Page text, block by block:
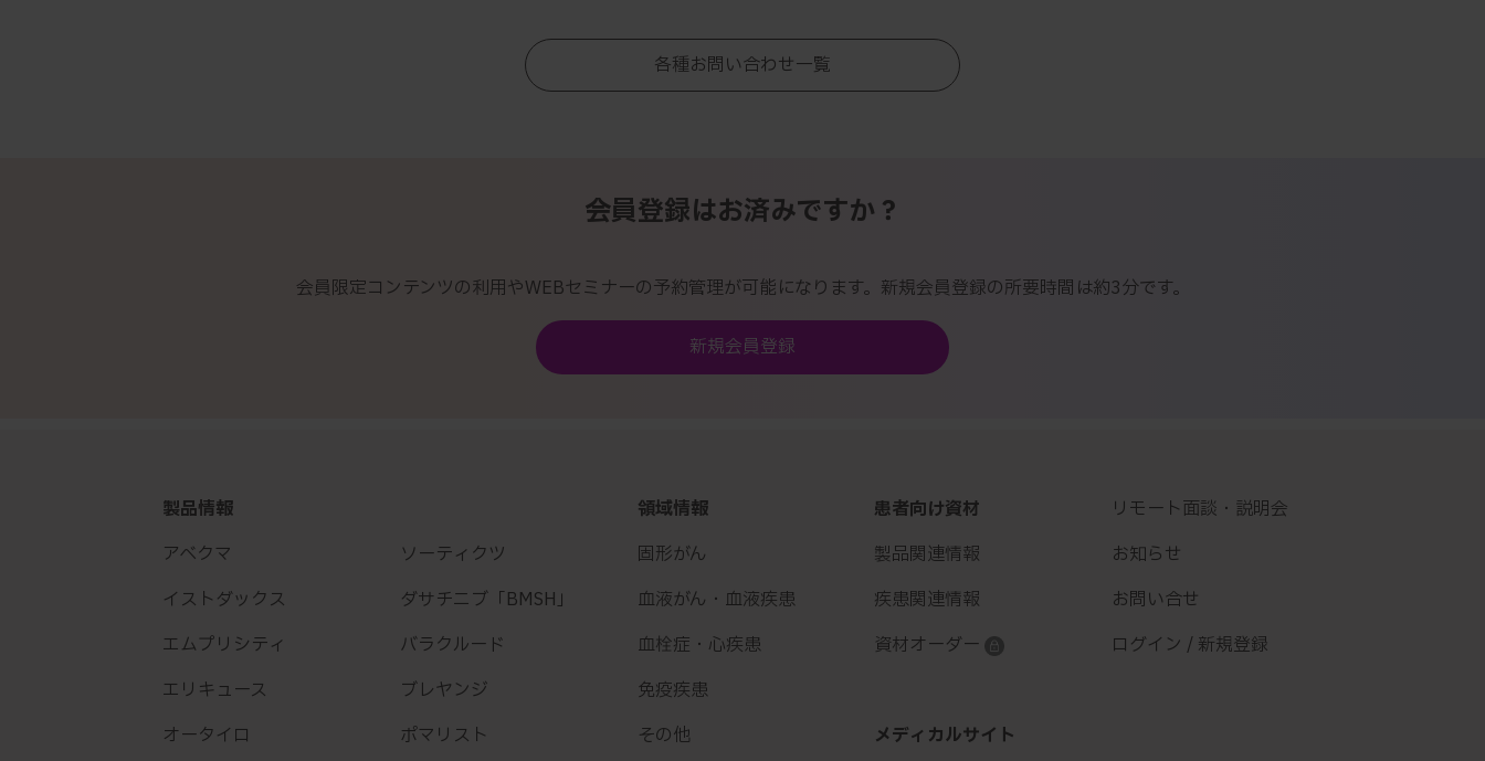
各種お問い合わせ一覧
会員登録はお済みですか？
会員限定コンテンツの利用やWEBセミナーの予約管理が可能になります。新規会員登録の所要時間は約3分です。
新規会員登録
製品情報
アベクマ
イストダックス
エムプリシティ
エリキュース
オータイロ
ソーティクツ
ダサチニブ「BMSH」
バラクルード
ブレヤンジ
ポマリスト
領域情報
固形がん
血液がん・血液疾患
血栓症・心疾患
免疫疾患
その他
患者向け資材
製品関連情報
疾患関連情報
資材オーダー
メディカルサイト
リモート面談・説明会
お知らせ
お問い合せ
ログイン / 新規登録